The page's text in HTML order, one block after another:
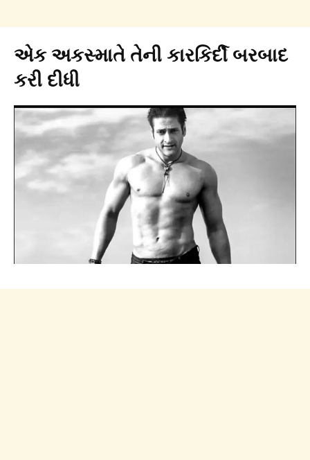
એક અકસ્માતે તેની કારકિર્દી બરબાદ
કરી દીધી